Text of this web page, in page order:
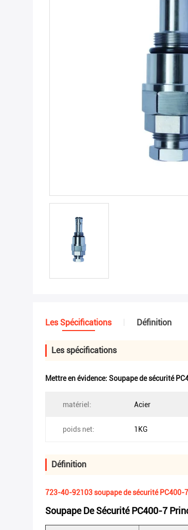
Les Spécifications Définition
Les spécifications
Mettre en évidence: Soupape de sécurité
matériel: Acier
poids net: 1KG
Définition
723-40-92103 soupape de sécurité PC400-
Soupape De Sécurité PC400-7